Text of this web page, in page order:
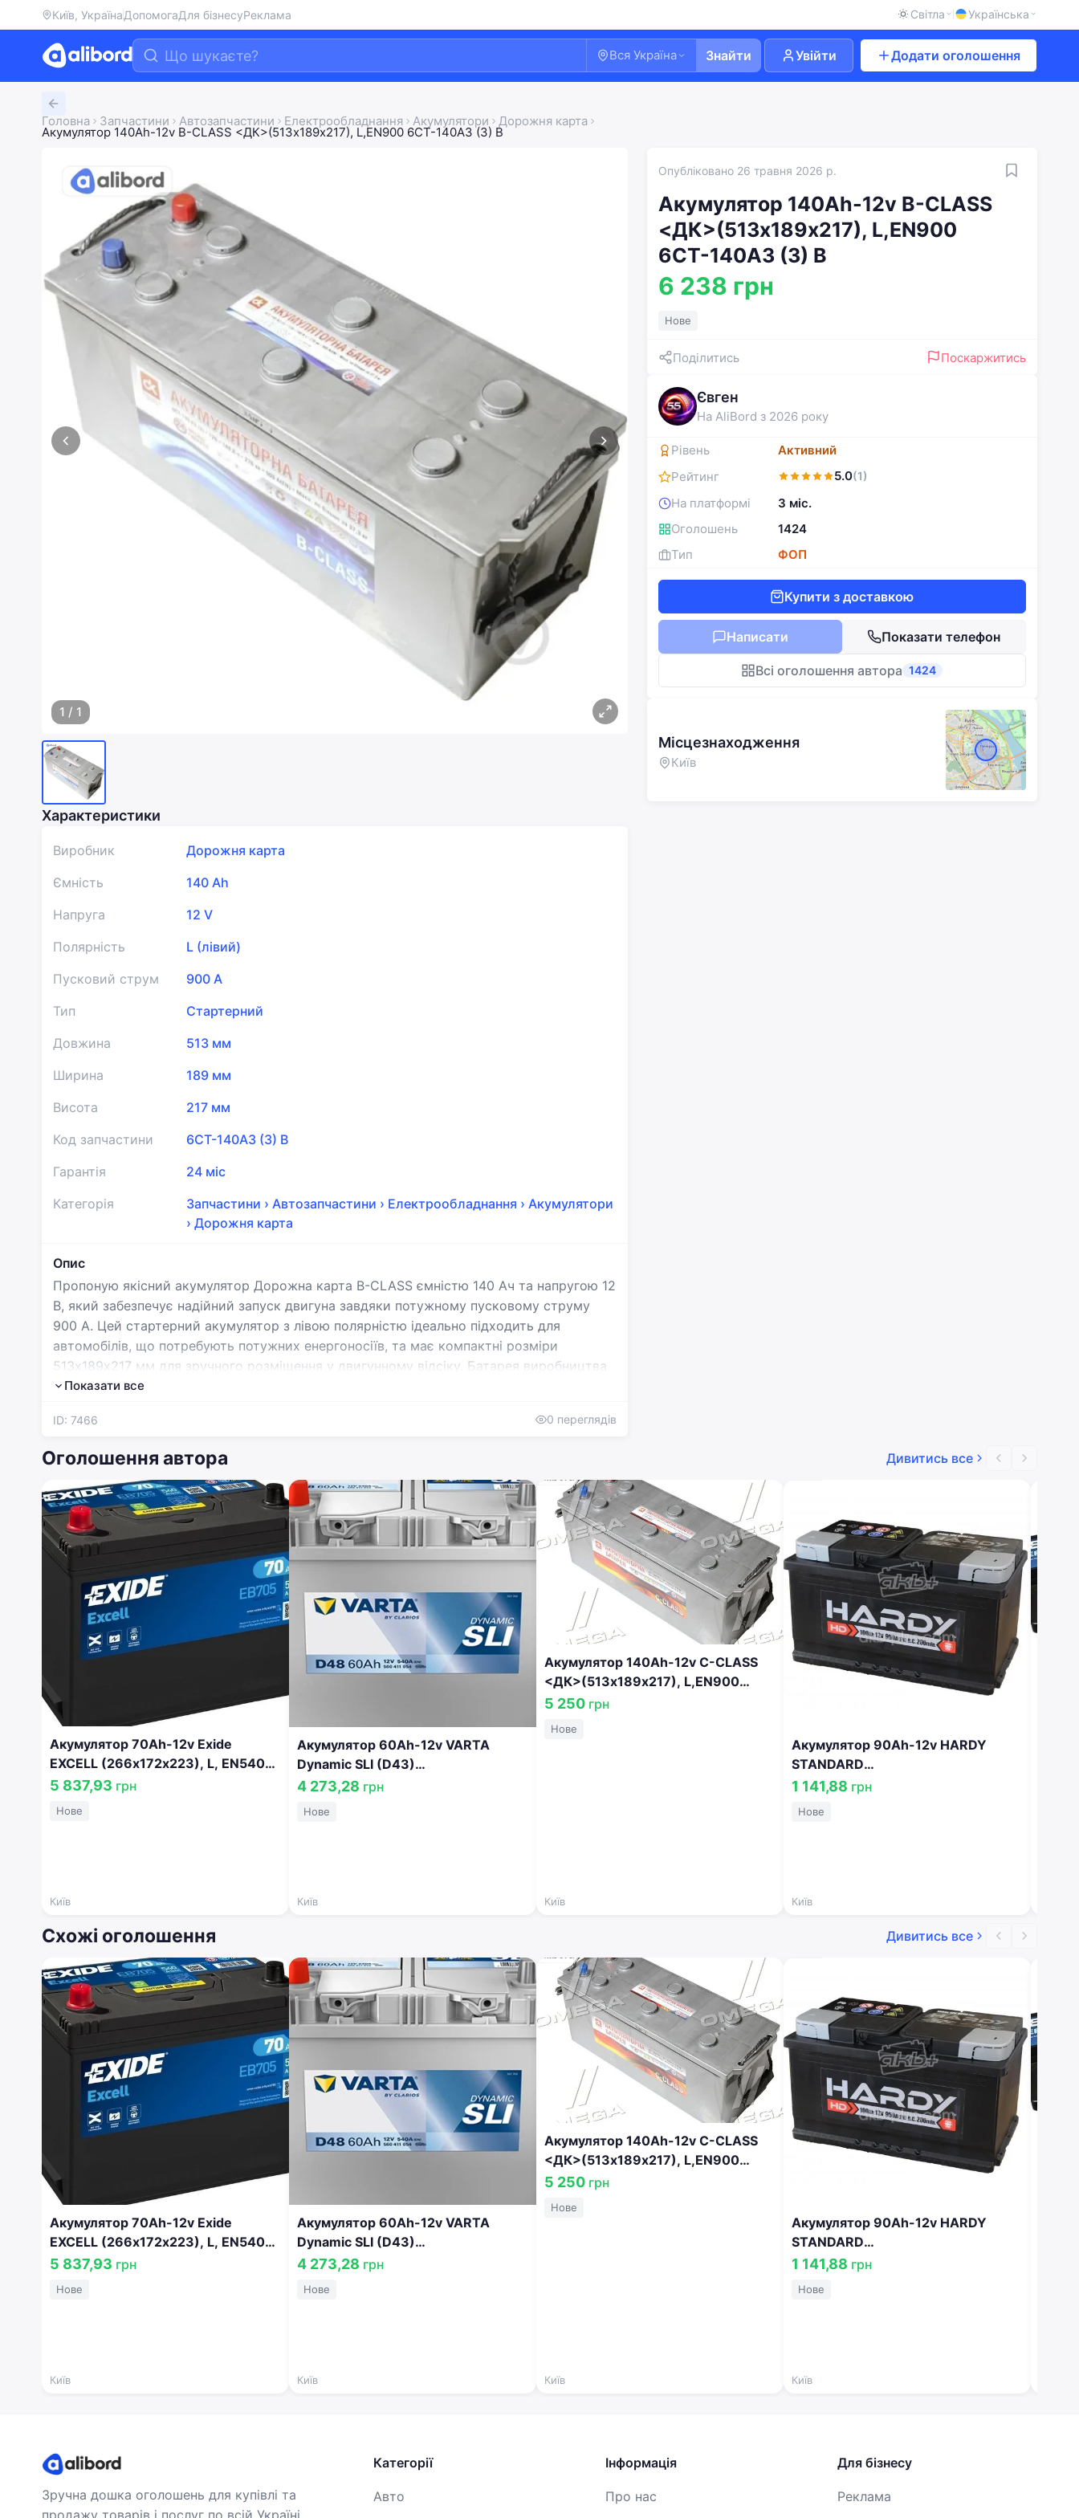
Київ, УкраїнаДопомогаДля бізнесуРеклама Світла Українська
Вся Україна Знайти Увійти Додати оголошення
Головна Запчастини Автозапчастини Електрообладнання Акумулятори Дорожня карта
Акумулятор 140Ah-12v B-CLASS <ДК>(513х189х217), L,EN900 6СТ-140АЗ (3) B
1 / 1
Характеристики
Виробник
Дорожня карта
Ємність
140 Ah
Напруга
12 V
Полярність
L (лівий)
Пусковий струм
900 A
Тип
Стартерний
Довжина
513 мм
Ширина
189 мм
Висота
217 мм
Код запчастини
6СТ-140АЗ (3) B
Гарантія
24 міс
Категорія
Запчастини › Автозапчастини › Електрообладнання › Акумулятори
› Дорожня карта
Опис
Пропоную якісний акумулятор Дорожна карта B-CLASS ємністю 140 Ач та напругою 12
В, який забезпечує надійний запуск двигуна завдяки потужному пусковому струму
900 А. Цей стартерний акумулятор з лівою полярністю ідеально підходить для
автомобілів, що потребують потужних енергоносіїв, та має компактні розміри
513х189х217 мм для зручного розміщення у двигунному відсіку. Батарея виробництва
Дорожна карта відомої бренду гарантує стабільну роботу в різних погодних умовах та
якістю та доступною ціною для свого транспортного засобу.
Показати все
ID: 7466 0 переглядів
Опубліковано 26 травня 2026 р.
Акумулятор 140Ah-12v B-CLASS
<ДК>(513х189х217), L,EN900
6СТ-140АЗ (3) B
6 238 грн
Нове
Поділитись Поскаржитись
Євген
На AliBord з 2026 року
Рівень
Активний
Рейтинг
5.0(1)
На платформі
3 міс.
Оголошень
1424
Тип
ФОП
Купити з доставкою
Написати Показати телефон
Всі оголошення автора 1424
Місцезнаходження
Київ
Оголошення автора Дивитись все
Акумулятор 70Ah-12v Exide
EXCELL (266х172х223), L, EN540
Азія EB705
5 837,93 грн
Нове
Київ
Акумулятор 60Ah-12v VARTA
Dynamic SLI (D43)
(242х175х190),L,EN540 560 127
4 273,28 грн
Нове
Київ
Акумулятор 140Ah-12v C-CLASS
<ДК>(513х189х217), L,EN900
6СТ-140 АЗ (3) C
5 250 грн
Нове
Київ
Акумулятор 90Ah-12v HARDY
STANDARD
(353x175x190),L,EN720 !КАТ.
1 141,88 грн
Нове
Київ
Схожі оголошення Дивитись все
Акумулятор 70Ah-12v Exide
EXCELL (266х172х223), L, EN540
Азія EB705
5 837,93 грн
Нове
Київ
Акумулятор 60Ah-12v VARTA
Dynamic SLI (D43)
(242х175х190),L,EN540 560 127
4 273,28 грн
Нове
Київ
Акумулятор 140Ah-12v C-CLASS
<ДК>(513х189х217), L,EN900
6СТ-140 АЗ (3) C
5 250 грн
Нове
Київ
Акумулятор 90Ah-12v HARDY
STANDARD
(353x175x190),L,EN720 !КАТ.
1 141,88 грн
Нове
Київ
Зручна дошка оголошень для купівлі та
Категорії
Авто
Інформація
Про нас
Для бізнесу
Реклама
Вхід Реєстрація
Введіть номер або пошту
Забули пароль?
Увійти
Продовжуючи, ви погоджуєтесь з Умовами використання
таПолітикою